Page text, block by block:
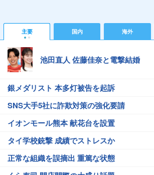
主要 国内 海外
池田直人 佐藤佳奈と電撃結婚
銀メダリスト 本多灯被告を起訴
SNS大手5社に詐欺対策の強化要請
イオンモール熊本 献花台を設置
タイ学校銃撃 成績でストレスか
正常な組織を誤摘出 重篤な状態